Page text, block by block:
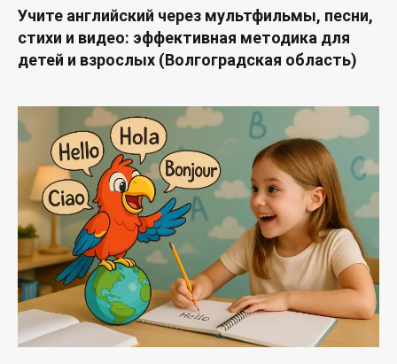
Учите английский через мультфильмы, песни,
стихи и видео: эффективная методика для
детей и взрослых (Волгоградская область)